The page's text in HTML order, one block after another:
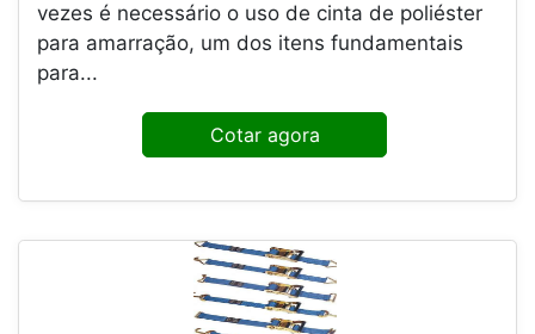
vezes é necessário o uso de cinta de poliéster
para amarração, um dos itens fundamentais
para...
Cotar agora